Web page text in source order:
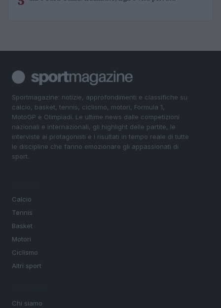
Sportmagazine: notizie, approfondimenti e classifiche su
calcio, basket, tennis, ciclismo, motori, Formula 1,
MotoGP e Olimpiadi. Le ultime news dalle competizioni
nazionali e internazionali, gli highlight delle partite, le
interviste ai protagonisti e i risultati in tempo reale di tutte
le discipline che fanno emozionare gli appassionati di
sport.
Calcio
Tennis
Basket
Motori
Ciclismo
Altri sport
Chi siamo